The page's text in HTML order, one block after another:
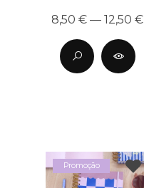
8,50 € — 12,50 €
Promoção